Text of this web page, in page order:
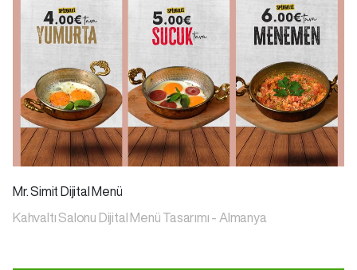
Mr. Simit Dijital Menü
Kahvaltı Salonu Dijital Menü Tasarımı - Almanya